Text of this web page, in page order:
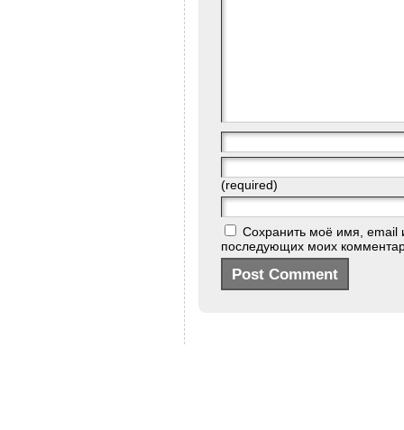
(required)
Сохранить моё имя, email
последующих моих